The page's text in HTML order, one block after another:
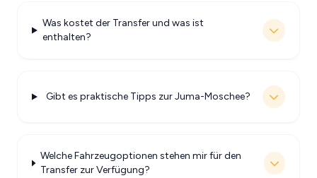
Was kostet der Transfer und was ist
enthalten?
Gibt es praktische Tipps zur Juma-Moschee?
Welche Fahrzeugoptionen stehen mir für den
Transfer zur Verfügung?